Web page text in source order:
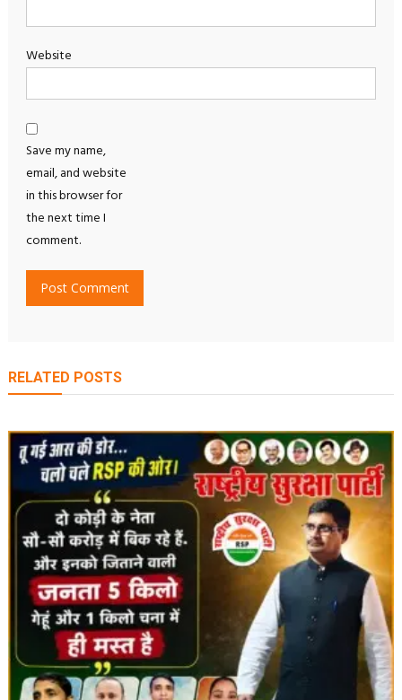
Website
Save my name,
email, and website
in this browser for
the next time I
comment.
RELATED POSTS